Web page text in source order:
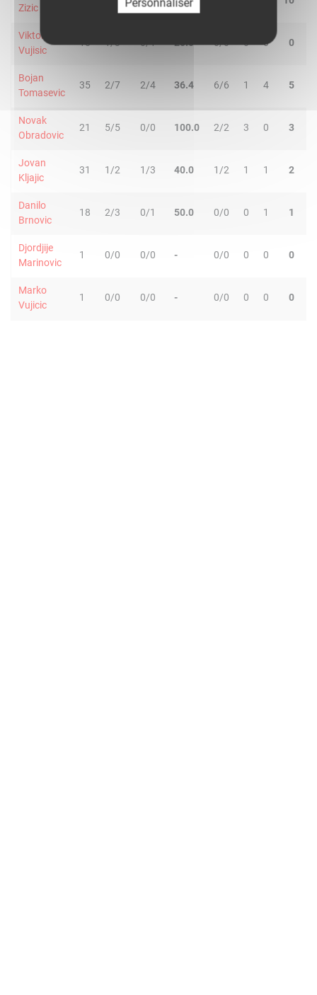
Zizic
Viktor
Vujisic
18 1/3 0/1 25.0 0/0 0 0 0
Bojan
Tomasevic
35 2/7 2/4 36.4 6/6 1 4 5
Novak
Obradovic
21 5/5 0/0 100.0 2/2 3 0 3
Jovan
Kljajic
31 1/2 1/3 40.0 1/2 1 1 2
Danilo
Brnovic
18 2/3 0/1 50.0 0/0 0 1 1
Djordjije
Marinovic
1 0/0 0/0 - 0/0 0 0 0
Marko
Vujicic
1 0/0 0/0 - 0/0 0 0 0
Personnaliser